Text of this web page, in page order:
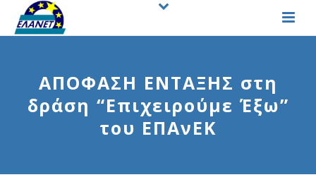
ΑΠΟΦΑΣΗ ΕΝΤΑΞΗΣ στη
δράση “Επιχειρούμε Έξω”
του ΕΠΑνΕΚ